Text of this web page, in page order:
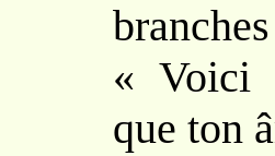
« Voici
que ton